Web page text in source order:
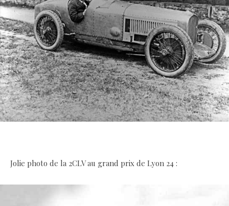
Jolie photo de la 2CLV au grand prix de Lyon 24 :